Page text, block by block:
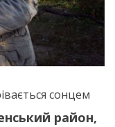
сонцем
район,